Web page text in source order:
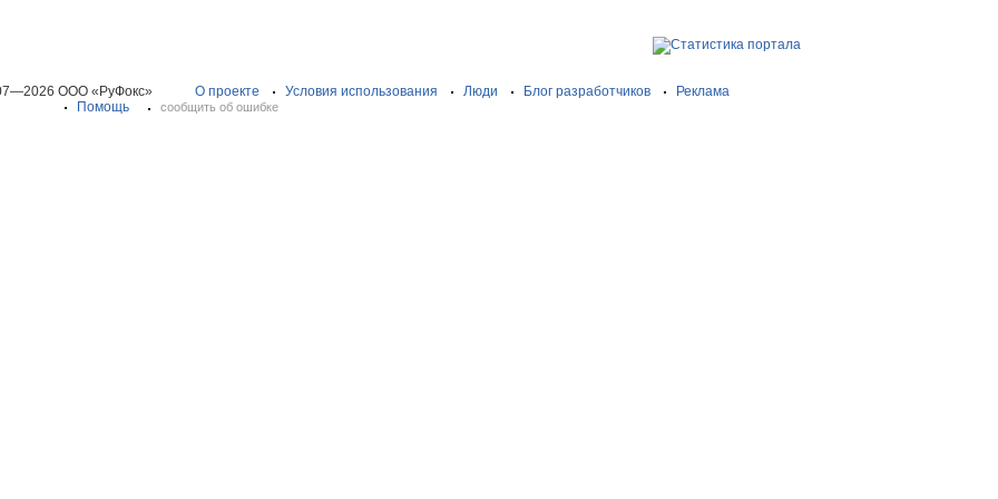
ООО «РуФокс» О проекте Условия использования Люди Блог разработчиков
Реклама
Помощь
сообщить об ошибке